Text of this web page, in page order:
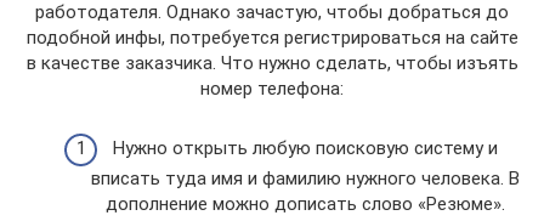
работодателя. Однако зачастую, чтобы добраться до
подобной инфы, потребуется регистрироваться на сайте
в качестве заказчика. Что нужно сделать, чтобы изъять
номер телефона:
Нужно открыть любую поисковую систему и
вписать туда имя и фамилию нужного человека. В
дополнение можно дописать слово «Резюме».